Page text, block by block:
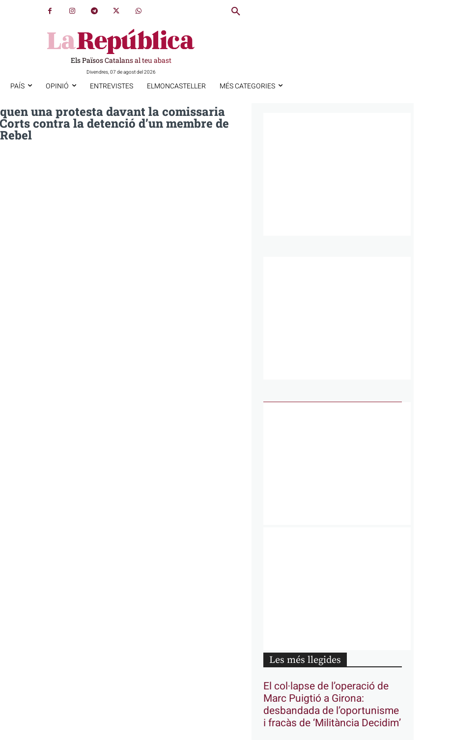
Els Països Catalans al teu abast
Divendres, 07 de agost del 2026
PAÍS OPINIÓ ENTREVISTES ELMONCASTELLER MÉS CATEGORIES
una protesta davant la comissaria
contra la detenció d’un membre de
Les més llegides
El col·lapse de l’operació de
Marc Puigtió a Girona:
desbandada de l’oportunisme
i fracàs de ‘Militància Decidim’